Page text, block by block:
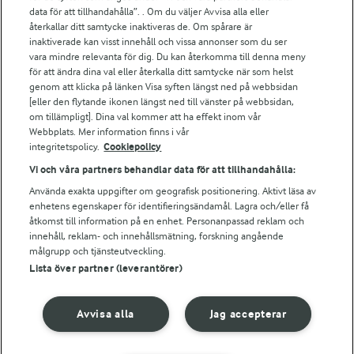
Arla.com
Falbygdens Ost
Arla webbshop
Bildbank
Följ oss
© 2026 Arla Foods
Integritetspolicy
data för att tillhandahålla”. . Om du väljer Avvisa alla eller
återkallar ditt samtycke inaktiveras de. Om spårare är
inaktiverade kan visst innehåll och vissa annonser som du ser
vara mindre relevanta för dig. Du kan återkomma till denna meny
för att ändra dina val eller återkalla ditt samtycke när som helst
genom att klicka på länken Visa syften längst ned på webbsidan
[eller den flytande ikonen längst ned till vänster på webbsidan,
om tillämpligt]. Dina val kommer att ha effekt inom vår
Webbplats. Mer information finns i vår
integritetspolicy. Cookiepolicy
Vi och våra partners behandlar data för att tillhandahålla:
Använda exakta uppgifter om geografisk positionering. Aktivt läsa av
enhetens egenskaper för identifieringsändamål. Lagra och/eller få
åtkomst till information på en enhet. Personanpassad reklam och
innehåll, reklam- och innehållsmätning, forskning angående
målgrupp och tjänsteutveckling.
Lista över partner (leverantörer)
Jag accepterar
Avvisa alla